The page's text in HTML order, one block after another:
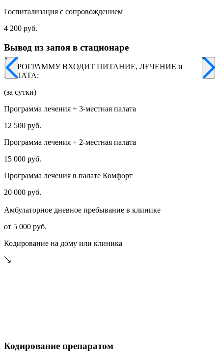
Госпитализация с сопровождением
4 200 руб.
Вывод из запоя в стационаре
В ПРОГРАММУ ВХОДИТ ПИТАНИЕ, ЛЕЧЕНИЕ и
ПАЛАТА:
(за сутки)
Программа лечения + 3-местная палата
12 500 руб.
Программа лечения + 2-местная палата
15 000 руб.
Программа лечения в палате Комфорт
20 000 руб.
Амбулаторное дневное пребывание в клинике
от 5 000 руб.
Кодирование на дому или клиника
Кодирование препаратом